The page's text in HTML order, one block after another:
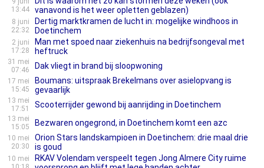
13:44
vanavond is het weer opletten geblazen)
8 juni
22:32
Dertig marktkramen de lucht in: mogelijke windhoos in
Doetinchem
2 juni
17:28
Man met spoed naar ziekenhuis na bedrijfsongeval met
heftruck
31 mei
07:46
Dak vliegt in brand bij sloopwoning
17 mei
15:45
Boumans: uitspraak Brekelmans over asielopvang is
gevaarlijk
13 mei
17:51
Scooterrijder gewond bij aanrijding in Doetinchem
13 mei
15:05
Bezwaren ongegrond, in Doetinchem komt een azc
10 mei
20:30
Orion Stars landskampioen in Doetinchem: drie maal drie
is goud
10 mei
RKAV Volendam verspeelt tegen Jong Almere City ruime